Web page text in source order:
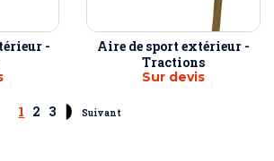
-
Aire de sport extérieur -
Tractions
Sur devis
1 2 3 Suivant